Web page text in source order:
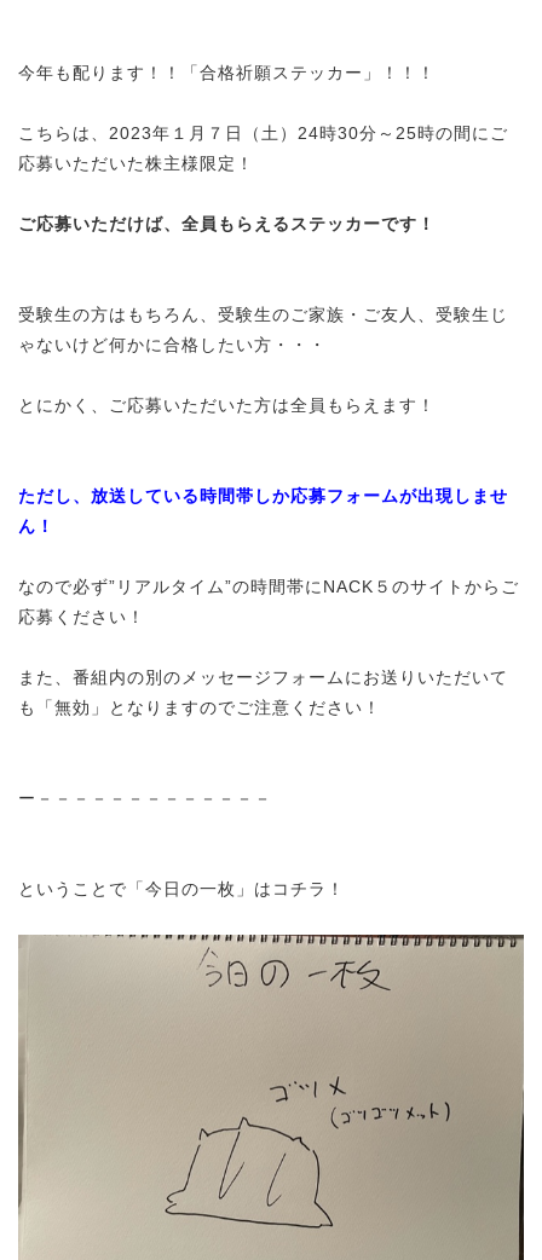
今年も配ります！！「合格祈願ステッカー」！！！
こちらは、2023年１月７日（土）24時30分～25時の間にご
応募いただいた株主様限定！
ご応募いただけば、全員もらえるステッカーです！
受験生の方はもちろん、受験生のご家族・ご友人、受験生じ
ゃないけど何かに合格したい方・・・
とにかく、ご応募いただいた方は全員もらえます！
ただし、放送している時間帯しか応募フォームが出現しませ
ん！
なので必ず”リアルタイム”の時間帯にNACK５のサイトからご
応募ください！
また、番組内の別のメッセージフォームにお送りいただいて
も「無効」となりますのでご注意ください！
ー－－－－－－－－－－－－－
ということで「今日の一枚」はコチラ！